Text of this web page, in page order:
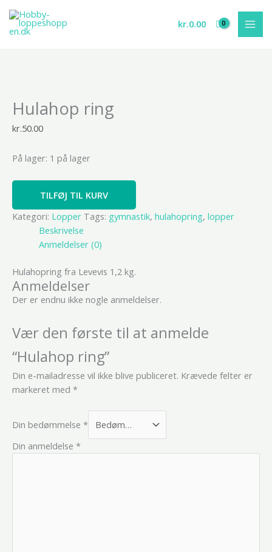
indholdet
kr.0.00
Hulahop ring
kr.50.00
På lager: 1 på lager
ring
antal
TILFØJ TIL KURV
Kategori: Lopper Tags: gymnastik, hulahopring, lopper
Beskrivelse
Anmeldelser (0)
Hulahopring fra Levevis 1,2 kg.
Anmeldelser
Der er endnu ikke nogle anmeldelser.
Vær den første til at anmelde
“Hulahop ring”
Din e-mailadresse vil ikke blive publiceret. Krævede felter er
markeret med *
Din bedømmelse *
Din anmeldelse *